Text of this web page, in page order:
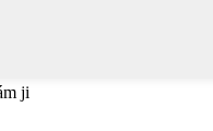
ji